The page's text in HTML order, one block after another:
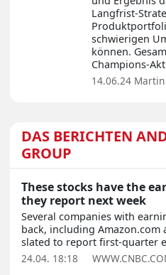
Langfrist-
schwierigen
können.
Champions-
14.06.24
DAS BERICHTEN
GROUP
These stocks have the
they report next week
Several companies with
back, including Amazon.com
slated to report first-quarter
24.04. 18:18